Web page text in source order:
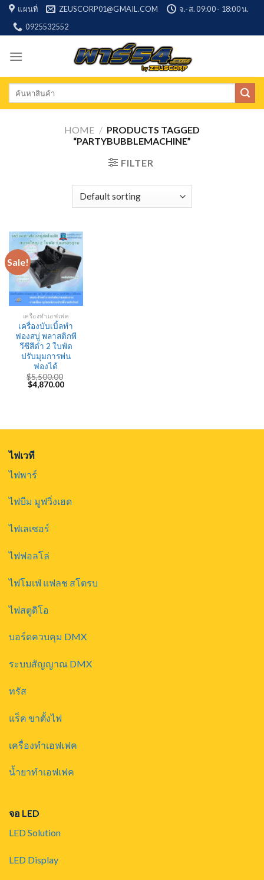
Skip
content
แผนที่ ZEUSCORP01@GMAIL.COM
จ.-ส. 09:00 - 18:00 น.
0925532552
Search
HOME / PRODUCTS TAGGED
“PARTYBUBBLEMACHINE”
FILTER
Sale!
เครื่องทำเอฟเฟค
เครื่องบับเบิ้ลทำ
ฟองสบู่ พลาสติกพี
วีซีสีดำ 2 ใบพัด
ปรับมุมการพ่น
ฟองได้
$5,500.00
Original
price
$4,870.00Current
ไฟเวที
ไฟพาร์
ไฟบีม มูฟวิ่งเฮด
ไฟเลเซอร์
ไฟฟอลโล่
ไฟโมเฟ่ แฟลช สโตรบ
ไฟสตูดิโอ
บอร์ดควบคุม DMX
ระบบสัญญาณ DMX
ทรัส
แร็ค ขาตั้งไฟ
เครื่องทำเอฟเฟค
น้ำยาทำเอฟเฟค
จอ LED
LED Solution
LED Display